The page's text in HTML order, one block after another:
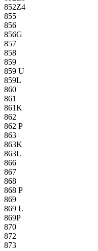
852Z4
855
856
856G
857
858
859
859 U
859L
860
861
861K
862
862 P
863
863K
863L
866
867
868
868 P
869
869 L
869P
870
872
873